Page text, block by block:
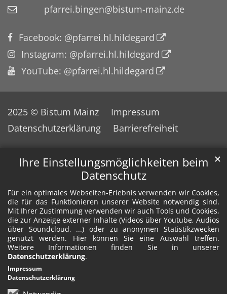
Ihre Einstellungsmöglichkeiten beim
Datenschutz
Für ein optimales Webseiten-Erlebnis verwenden wir Cookies,
die für das Funktionieren unserer Website notwendig sind.
Mit Ihrer Zustimmung verwenden wir auch Tools und Cookies,
die zur Anzeige externer Inhalte (Videos über Youtube, Audios
über Soundcloud, ...) oder zu anonymen Statistikzwecken
genutzt werden. Hier können Sie eine Auswahl treffen.
Weitere Informationen finden Sie in unserer
Datenschutzerklärung.
✕
Impressum
Datenschutzerklärung
pfarrei.bingen@bistum-mainz.de
Facebook: @pfarrei.hl.hildegard
Instagram: @pfarrei.hl.hildegard
YouTube: @pfarrei.hl.hildegard
2025 © Bistum Mainz
Impressum
Datenschutzerklärung
Barrierefreiheit